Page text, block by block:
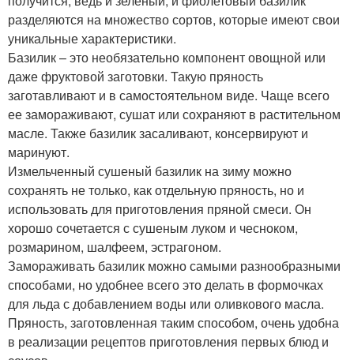
разделяются на множество сортов, которые имеют свои
уникальные характеристики.
Базилик – это необязательно компонент овощной или
даже фруктовой заготовки. Такую пряность
заготавливают и в самостоятельном виде. Чаще всего
ее замораживают, сушат или сохраняют в растительном
масле. Также базилик засаливают, консервируют и
маринуют.
Измельченный сушеный базилик на зиму можно
сохранять не только, как отдельную пряность, но и
использовать для приготовления пряной смеси. Он
хорошо сочетается с сушеным луком и чесноком,
розмарином, шалфеем, эстрагоном.
Замораживать базилик можно самыми разнообразными
способами, но удобнее всего это делать в формочках
для льда с добавлением воды или оливкового масла.
Пряность, заготовленная таким способом, очень удобна
в реализации рецептов приготовления первых блюд и